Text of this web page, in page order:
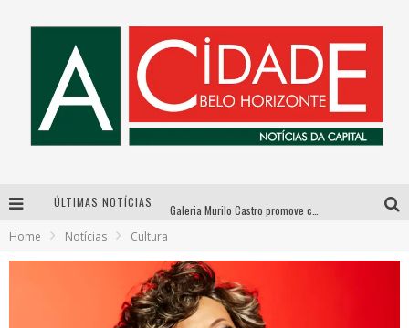
ÚLTIMAS NOTÍCIAS
Home Notícias Cultura